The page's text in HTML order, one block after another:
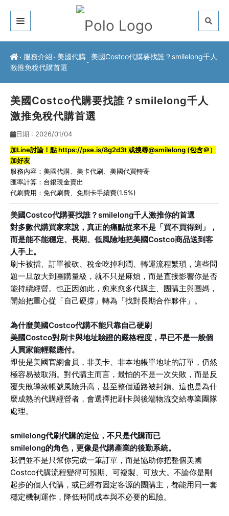
關於我們
服務介紹
常見問題
最新公告
聯絡方式
服務介紹 美國代購
美國Costco代購要找誰？smilelong千人
激推免稅代購首選
美國Costco代購要找誰？smilelong千人
激推免稅代購首選
日期 : 2026/01/04
加Line討論！點https://pse.is/8g2d3t或搜尋@smilelong (包含＠）
加好友
服務內容： 美國代購 美卡代刷
美國代買轉寄
匯率計算：台銀現金賣出
代刷費用：免代刷費、免刷卡手續費(1.5%)
美國Costco代購要找誰？smilelong千人激推你的首選
對多數代購買家來說，真正的痛點從來不是「買不買得到」，
而是能不能穩定、長期、低風險地把美國Costco商品送到客
人手上。
刷卡被擋、訂單被砍、稅金吃掉利潤、轉運流程繁瑣，這些問
題一旦放大到團購量級，就不只是麻煩，而是直接影響你是否
能持續經營。也正因如此，愈來愈多代購主、團購主與團媽，
開始把重心從「自己硬撐」轉為「找對長期合作夥伴」。
為什麼美國Costco代購不能只靠自己硬刷
美國Costco對刷卡與地址驗證的嚴格程度，早已不是一般個
人買家能輕鬆應付。
即使是美國官網會員，非美卡、非本地帳單地址的訂單，仍然
極容易被取消。對代購主而言，最怕的不是一次失敗，而是反
覆失敗導致帳號風險升高，甚至整個通路被封鎖。這也是為什
麼成熟的代購經營者，會選擇把刷卡與後端物流交給專業團隊
處理。
smilelong代刷代購的定位，不只是代購而已
smilelong的角色，更像是代購產業的後勤系統。
我們並不是只幫你完成一筆訂單，而是協助你把整個美國
Costco代購流程變得可預期、可複製、可放大。不論你是剛
起步的個人代購，或已經有固定客源的團購主，都能用同一套
穩定機制運作，降低時間成本與不必要的風險。